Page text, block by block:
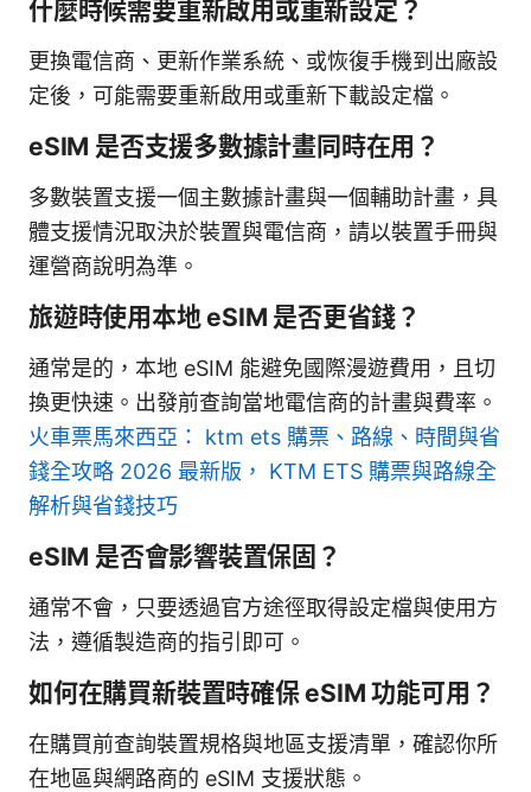
什麼時候需要重新啟用或重新設定？
更換電信商、更新作業系統、或恢復手機到出廠設
定後，可能需要重新啟用或重新下載設定檔。
eSIM 是否支援多數據計畫同時在用？
多數裝置支援一個主數據計畫與一個輔助計畫，具
體支援情況取決於裝置與電信商，請以裝置手冊與
運營商說明為準。
旅遊時使用本地 eSIM 是否更省錢？
通常是的，本地 eSIM 能避免國際漫遊費用，且切
換更快速。出發前查詢當地電信商的計畫與費率。
火車票馬來西亞： ktm ets 購票、路線、時間與省
錢全攻略 2026 最新版， KTM ETS 購票與路線全
解析與省錢技巧
eSIM 是否會影響裝置保固？
通常不會，只要透過官方途徑取得設定檔與使用方
法，遵循製造商的指引即可。
如何在購買新裝置時確保 eSIM 功能可用？
在購買前查詢裝置規格與地區支援清單，確認你所
在地區與網路商的 eSIM 支援狀態。